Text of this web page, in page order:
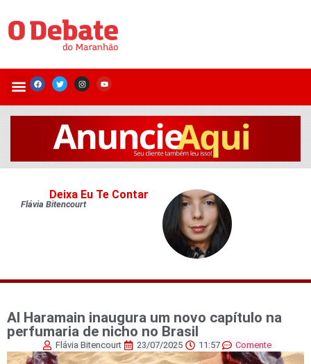
Deixa Eu Te Contar
Flávia Bitencourt
Al Haramain inaugura um novo capítulo na
perfumaria de nicho no Brasil
Flávia Bitencourt 23/07/2025 11:57 Comente